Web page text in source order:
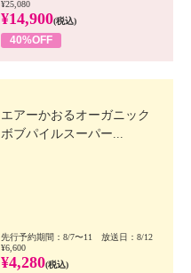
¥25,080
¥14,900(税込)
40%OFF
エアーかおるオーガニック
ボブパイルスーパー...
先行予約期間：8/7〜11 放送日：8/12
¥6,600
¥4,280(税込)